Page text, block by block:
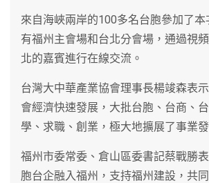
來自海峽兩岸的100多名台胞參加了
有福州主會場和台北分會場，通過視
北的嘉賓進行在線交流。
台灣大中華產業協會理事長楊竣森表
會經濟快速發展，大批台胞、台商、
學、求職、創業，極大地擴展了事業
福州市委常委、倉山區委書記蔡戰勝
胞台企融入福州，支持福州建設，共